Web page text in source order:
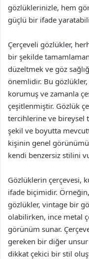
gözlüklerinizle, hem
güçlü bir ifade
Çerçeveli gözlükler,
bir şekilde
düzeltmek ve göz
önemlidir. Bu
korumuş ve zamanla
çeşitlenmiştir. Gözlük
tercihlerine ve bireysel
şekil ve boyutta
kişinin genel
kendi benzersiz stilini
Gözlüklerin çerçevesi,
ifade biçimidir.
gözlükler, vintage bir
olabilirken, ince metal
görünüm sunar.
gereken bir diğer unsur
dikkat çekici bir stil